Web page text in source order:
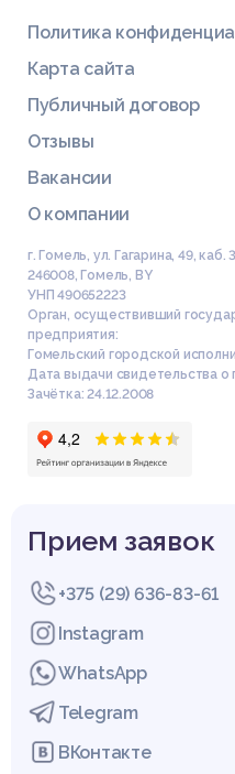
Политика
Карта сайта
Публичный договор
Отзывы
Вакансии
О компании
г. Гомель, ул. Гагарина, 49, каб.
246008, Гомель, BY
УНП 490652223
Орган, осуществивший
предприятия:
Гомельский городской
Дата выдачи свидетельства о
Зачётка: 24.12.2008
Прием заявок
+375 (29) 636-83-61
Instagram
WhatsApp
Telegram
ВКонтакте